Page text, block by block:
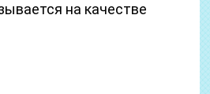
на качестве